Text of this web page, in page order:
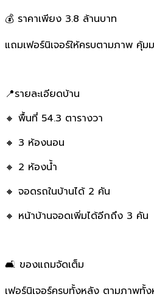
💰 ราคาเพียง 3.8 ล้านบาท
แถมเฟอร์นิเจอร์ให้ครบตามภาพ คุ้ม
📍รายละเอียดบ้าน
🔸 พื้นที่ 54.3 ตารางวา
🔸 3 ห้องนอน
🔸 2 ห้องน้ำ
🔸 จอดรถในบ้านได้ 2 คัน
🔸 หน้าบ้านจอดเพิ่มได้อีกถึง 3 คัน
🛋️ ของแถมจัดเต็ม
เฟอร์นิเจอร์ครบทั้งหลัง ตามภาพทั้